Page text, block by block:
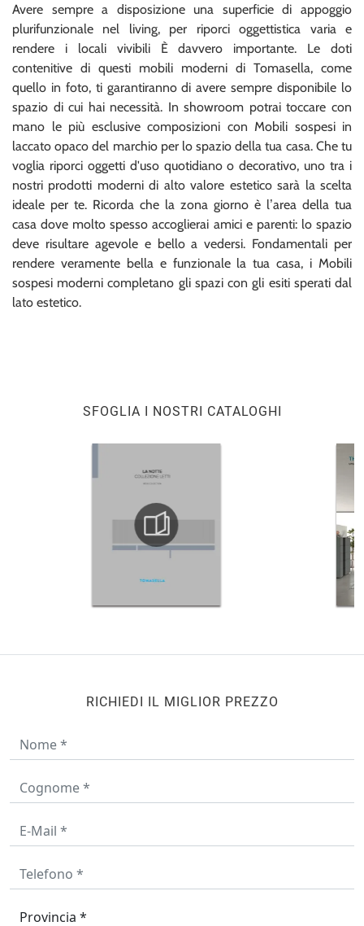
Avere sempre a disposizione una superficie di appoggio
plurifunzionale nel living, per riporci oggettistica varia e
rendere i locali vivibili È davvero importante. Le doti
contenitive di questi mobili moderni di Tomasella, come
quello in foto, ti garantiranno di avere sempre disponibile lo
spazio di cui hai necessità. In showroom potrai toccare con
mano le più esclusive composizioni con Mobili sospesi in
laccato opaco del marchio per lo spazio della tua casa. Che tu
voglia riporci oggetti d'uso quotidiano o decorativo, uno tra i
nostri prodotti moderni di alto valore estetico sarà la scelta
ideale per te. Ricorda che la zona giorno è l’area della tua
casa dove molto spesso accoglierai amici e parenti: lo spazio
deve risultare agevole e bello a vedersi. Fondamentali per
rendere veramente bella e funzionale la tua casa, i Mobili
sospesi moderni completano gli spazi con gli esiti sperati dal
lato estetico.
SFOGLIA I NOSTRI CATALOGHI
RICHIEDI IL MIGLIOR PREZZO